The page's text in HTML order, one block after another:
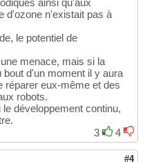
ainsi qu'aux
d'ozone n'existait pas à
le potentiel de
menace, mais si la
bout d'un moment il y aura
réparer eux-même et des
robots.
développement continu,
3
4
#4